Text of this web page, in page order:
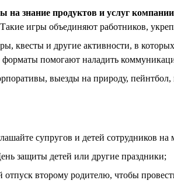
знание продуктов и услуг компании
игры объединяют работников,
квесты и другие активности, в
форматы помогают наладить
выезды на природу, пейнтбол,
супругов и детей сотрудников
защиты детей или другие праздники;
второму родителю, чтобы